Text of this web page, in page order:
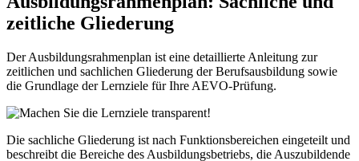
zeitliche Gliederung
Der Ausbildungsrahmenplan ist eine detaillierte Anleitung zur
zeitlichen und sachlichen Gliederung der Berufsausbildung sowie
die Grundlage der Lernziele für Ihre AEVO-Prüfung.
Die sachliche Gliederung ist nach Funktionsbereichen eingeteilt und
beschreibt die Bereiche des Ausbildungsbetriebs, die Auszubildende